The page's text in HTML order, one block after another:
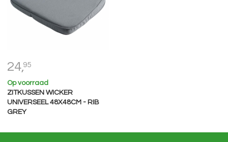
24,95
Op voorraad
ZITKUSSEN WICKER
UNIVERSEEL 48X48CM - RIB
GREY